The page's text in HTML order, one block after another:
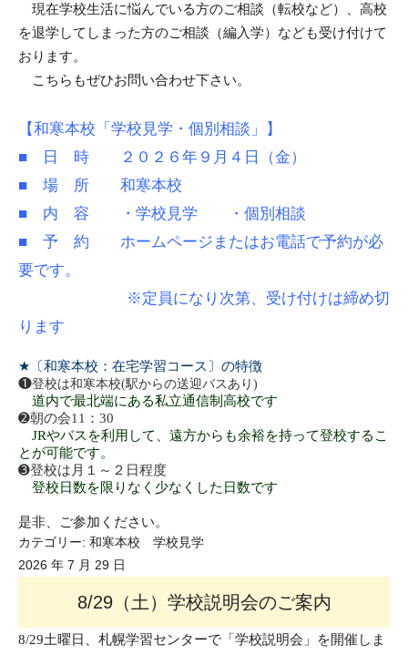
現在学校生活に悩んでいる方のご相談（転校など）、高校
を退学してしまった方のご相談（編入学）なども受け付けて
おります。
こちらもぜひお問い合わせ下さい。
【和寒本校「学校見学・個別相談」】
■ 日 時 ２０２６年９月４日（金）
■ 場 所 和寒本校
■ 内 容 ・学校見学 ・個別相談
■ 予 約 ホームページまたはお電話で予約が必
要です。
※定員になり次第、受け付けは締め切
ります
★ 〔和寒本校：在宅学習コース〕の特徴
❶登校は和寒本校(駅からの送迎バスあり )
道内で最北端にある私立通信制高校です
➋朝の会11：30
JRやバスを利用して、遠方からも余裕を持って登校するこ
とが可能です。
➌登校は月１～２日程度
登校日数を限りなく少なくした日数です
是非、ご参加ください。
カテゴリー: 和寒本校 学校見学
2026 年 7 月 29 日
8/29（土）学校説明会のご案内
8/29土曜日、札幌学習センターで 「学校説明会」を開催しま